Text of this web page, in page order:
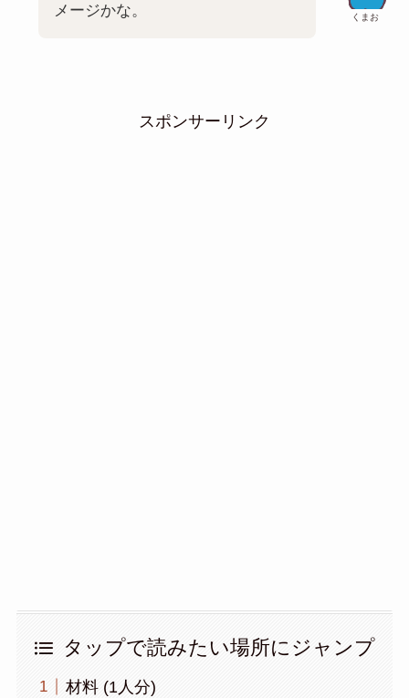
くまお
メージかな。
スポンサーリンク
タップで読みたい場所にジャンプ
材料 (1人分)